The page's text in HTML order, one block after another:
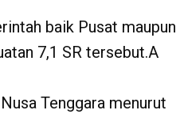
baik Pusat maupun
7,1 SR tersebut.A
Tenggara menurut